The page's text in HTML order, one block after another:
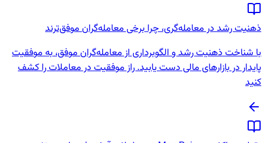
ذهنیت رشد در معامله‌گری، چرا برخی معامله‌گران موفق‌ترند
با شناخت ذهنیت رشد و الگوبرداری از معامله‌گران موفق، به موفقیت
پایدار در بازارهای مالی دست یابید. راز موفقیت در معاملات را کشف
کنید